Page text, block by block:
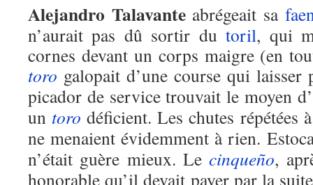
Alejandro Talavanteabrégeait sa
n’aurait pas dû sortir dutoril, qui
cornes devant un corps maigre (en
toro galopait d’une course qui
picador de service trouvait le moyen
un toro déficient. Les chutes répétées
ne menaient évidemment à rien.
n’était guère mieux. Lecinqueño,
honorable qu’il devait payer par la